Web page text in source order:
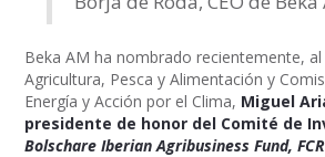
Beka AM ha nombrado recientemente,
Agricultura, Pesca y Alimentación y
Energía y Acción por el Clima, Miguel
presidente de honor del Comité de
Bolschare Iberian Agribusiness Fund,